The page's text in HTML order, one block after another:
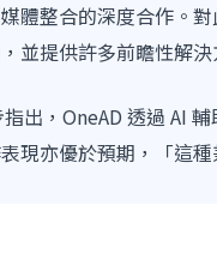
體整合的深度合作。
並提供許多前瞻性解
指出，OneAD 透過 AI
現亦優於預期，「這